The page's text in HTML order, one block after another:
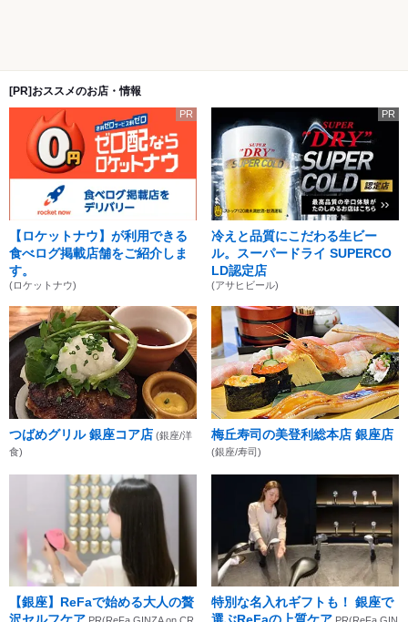
[PR]おススメのお店・情報
PR
【ロケットナウ】が利用できる
食べログ掲載店舗をご紹介しま
す。
(ロケットナウ)
PR
冷えと品質にこだわる生ビー
ル。スーパードライ SUPERCO
LD認定店
(アサヒビール)
つばめグリル 銀座コア店 (銀座/洋
食)
梅丘寿司の美登利総本店 銀座店
(銀座/寿司)
【銀座】ReFaで始める大人の贅
特別な名入れギフトも！ 銀座で